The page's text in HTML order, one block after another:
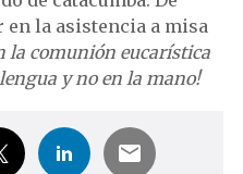
en la asistencia a misa
la comunión eucarística
y no en la mano!